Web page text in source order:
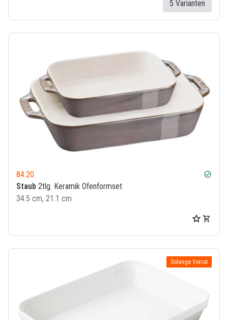
5 Varianten
84.20 check_circle
Staub 2tlg. Keramik Ofenformset
34.5 cm, 21.1 cm
Solange Vorrat